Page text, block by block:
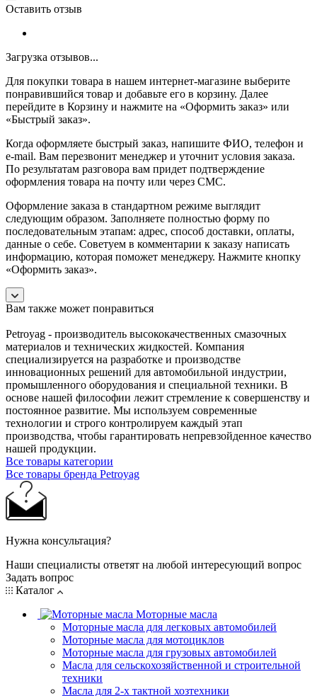
Оставить отзыв
Загрузка отзывов...
Для покупки товара в нашем интернет-магазине выберите
понравившийся товар и добавьте его в корзину. Далее
перейдите в Корзину и нажмите на «Оформить заказ» или
«Быстрый заказ».
Когда оформляете быстрый заказ, напишите ФИО, телефон и
e-mail. Вам перезвонит менеджер и уточнит условия заказа.
По результатам разговора вам придет подтверждение
оформления товара на почту или через СМС.
Оформление заказа в стандартном режиме выглядит
следующим образом. Заполняете полностью форму по
последовательным этапам: адрес, способ доставки, оплаты,
данные о себе. Советуем в комментарии к заказу написать
информацию, которая поможет менеджеру. Нажмите кнопку
«Оформить заказ».
Вам также может понравиться
Petroyag - производитель высококачественных смазочных
материалов и технических жидкостей. Компания
специализируется на разработке и производстве
инновационных решений для автомобильной индустрии,
промышленного оборудования и специальной техники. В
основе нашей философии лежит стремление к совершенству и
постоянное развитие. Мы используем современные
технологии и строго контролируем каждый этап
производства, чтобы гарантировать непревзойденное качество
нашей продукции.
Все товары категории
Все товары бренда Petroyag
Нужна консультация?
Наши специалисты ответят на любой интересующий вопрос
Задать вопрос
Каталог
Моторные масла
Моторные масла для легковых автомобилей
Моторные масла для мотоциклов
Моторные масла для грузовых автомобилей
Масла для сельскохозяйственной и строительной
техники
Масла для 2-х тактной хозтехники